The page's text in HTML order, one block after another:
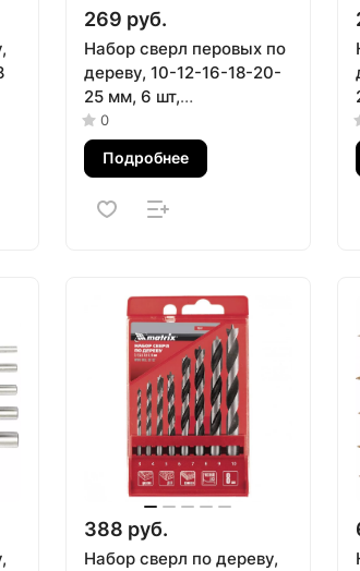
269 руб.
Набор сверл перовых по
дереву, 10-12-16-18-20-
25 мм, 6 шт,
шестигранный
хвостовик Сибртех
0
Подробнее
388 руб.
Набор сверл по дереву,